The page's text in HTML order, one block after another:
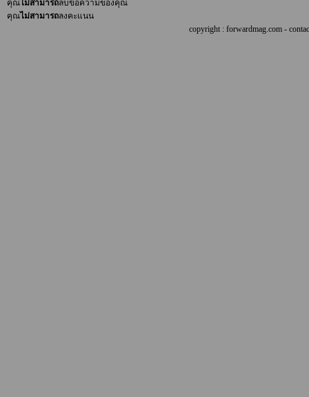
คุณ ไม่สามารถลบข้อความของคุณ
คุณไม่สามารถลงคะแนน
copyright : forwardmag.com -